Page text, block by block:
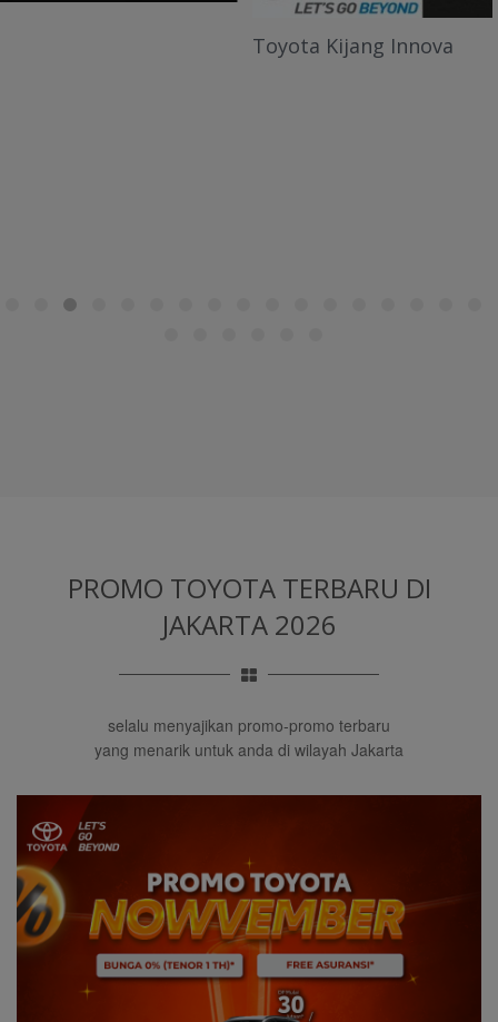
PROMO TOYOTA TERBARU DI
JAKARTA 2026
selalu menyajikan promo-promo terbaru
yang menarik untuk anda di wilayah Jakarta